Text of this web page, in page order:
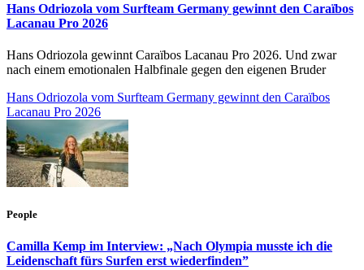
Hans Odriozola vom Surfteam Germany gewinnt den Caraïbos
Lacanau Pro 2026
Hans Odriozola gewinnt Caraïbos Lacanau Pro 2026. Und zwar
nach einem emotionalen Halbfinale gegen den eigenen Bruder
Hans Odriozola vom Surfteam Germany gewinnt den Caraïbos
Lacanau Pro 2026
People
Camilla Kemp im Interview: „Nach Olympia musste ich die
Leidenschaft fürs Surfen erst wiederfinden”